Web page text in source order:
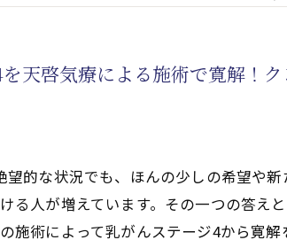
心臓の疾患
腎臓の疾患
天啓気療による施術で寛解！
望的な状況でも、ほんの少しの希望や
る人が増えています。その一つの答え
施術によって乳がんステージ4から寛